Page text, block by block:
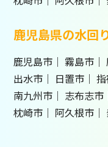
鹿児島県の水回
鹿児島市 霧島市
出水市
日置市
南九州市
志布志市
枕崎市
阿久根市